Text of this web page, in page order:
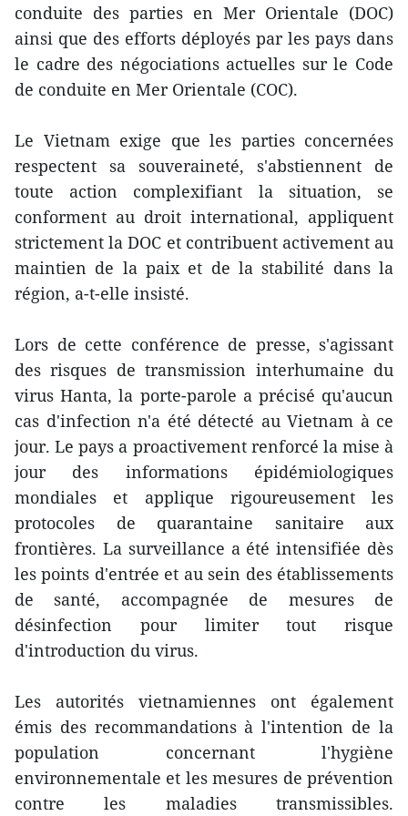
conduite des parties en Mer Orientale (DOC)
ainsi que des efforts déployés par les pays dans
le cadre des négociations actuelles sur le Code
de conduite en Mer Orientale (COC).
Le Vietnam exige que les parties concernées
respectent sa souveraineté, s'abstiennent de
toute action complexifiant la situation, se
conforment au droit international, appliquent
strictement la DOC et contribuent activement au
maintien de la paix et de la stabilité dans la
région, a-t-elle insisté.
Lors de cette conférence de presse, s'agissant
des risques de transmission interhumaine du
virus Hanta, la porte-parole a précisé qu'aucun
cas d'infection n'a été détecté au Vietnam à ce
jour. Le pays a proactivement renforcé la mise à
jour des informations épidémiologiques
mondiales et applique rigoureusement les
protocoles de quarantaine sanitaire aux
frontières. La surveillance a été intensifiée dès
les points d'entrée et au sein des établissements
de santé, accompagnée de mesures de
désinfection pour limiter tout risque
d'introduction du virus.
Les autorités vietnamiennes ont également
émis des recommandations à l'intention de la
population concernant l'hygiène
environnementale et les mesures de prévention
contre les maladies transmissibles.